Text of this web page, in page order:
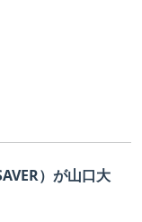
）が山口大